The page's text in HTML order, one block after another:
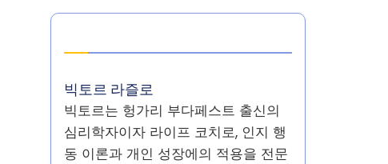
빅토르 라즐로
빅토르는 헝가리 부다페스트 출신의
심리학자이자 라이프 코치로, 인지 행
동 이론과 개인 성장에의 적용을 전문